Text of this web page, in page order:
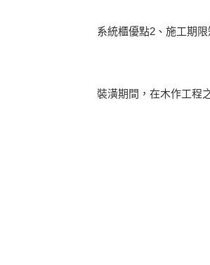
系統櫃優點2、施工期
裝潢期間，在木作工程